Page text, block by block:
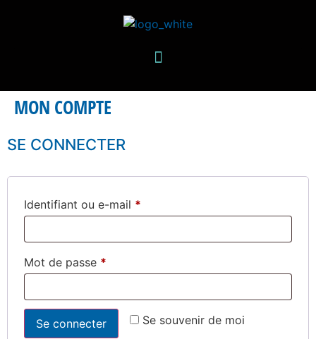
MON COMPTE
SE CONNECTER
Identifiant ou e-mail *
Mot de passe *
Se souvenir de moi
Se connecter